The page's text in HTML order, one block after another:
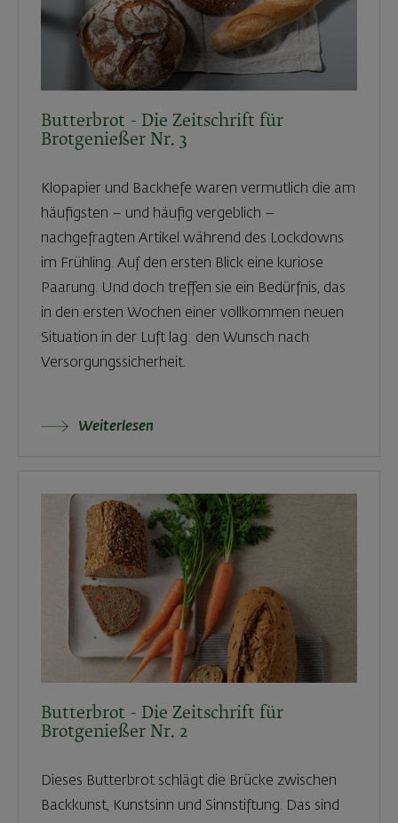
Butterbrot - Die Zeitschrift für
Brotgenießer Nr. 3
Klopapier und Backhefe waren vermutlich die am
häuﬁgsten – und häuﬁg vergeblich –
nachgefragten Artikel während des Lockdowns
im Frühling. Auf den ersten Blick eine kuriose
Paarung. Und doch treffen sie ein Bedürfnis, das
in den ersten Wochen einer vollkommen neuen
Situation in der Luft lag: den Wunsch nach
Versorgungssicherheit.
Weiterlesen
Butterbrot - Die Zeitschrift für
Brotgenießer Nr. 2
Dieses Butterbrot schlägt die Brücke zwischen
Backkunst, Kunstsinn und Sinnstiftung. Das sind